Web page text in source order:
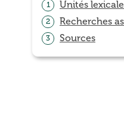
1 Unités
2 Recherches
3 Sources